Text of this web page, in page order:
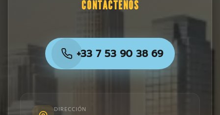
CONTÁCTENOS
+33 7 53 90 38 69
DIRECCIÓN